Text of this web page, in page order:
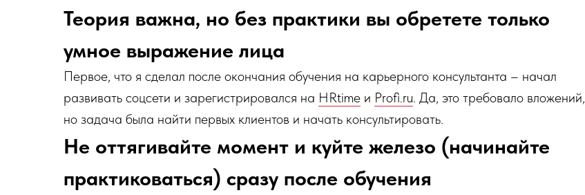
Теория важна, но без практики вы обретете только
умное выражение лица
Первое, что я сделал после окончания обучения на карьерного консультанта – начал
развивать соцсети и зарегистрировался на HRtime и Profi.ru. Да, это требовало вложений,
но задача была найти первых клиентов и начать консультировать.
Не оттягивайте момент и куйте железо (начинайте
практиковаться) сразу после обучения